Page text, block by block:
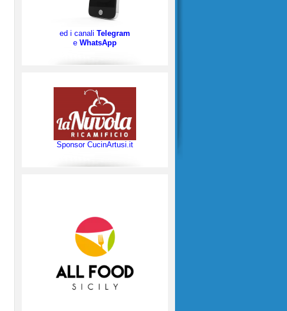
ed i canali Telegram
e WhatsApp
Sponsor CucinArtusi.it